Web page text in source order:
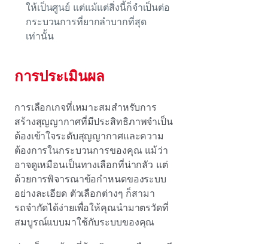
ให้เป็นศูนย์ แต่แม้แต่สิ่งนี้ก็จําเป็นต่อ
กระบวนการที่ยากลําบากที่สุด
เท่านั้น
การประเมินผล
การเลือกเกจที่เหมาะสมสําหรับการ
สร้างสุญญากาศที่มีประสิทธิภาพจําเป็น
ต้องเข้าใจระดับสุญญากาศและความ
ต้องการในกระบวนการของคุณ แม้ว่า
อาจดูเหมือนเป็นทางเลือกที่น่ากลัว แต่
ด้วยการพิจารณาข้อกําหนดของระบบ
อย่างละเอียด ตัวเลือกต่างๆ ก็สามา
รถจํากัดได้ง่ายเพื่อให้คุณนํามาตรวัดที่
สมบูรณ์แบบมาใช้กับระบบของคุณ